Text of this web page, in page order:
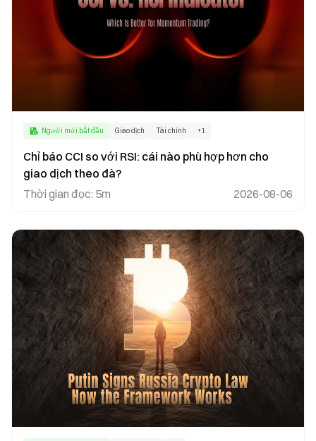
Người mới bắt đầu Giao dịch Tài chính +1
Chỉ báo CCI so với RSI: cái nào phù hợp hơn cho
giao dịch theo đà?
Thời gian đọc: 5m 2026-08-06